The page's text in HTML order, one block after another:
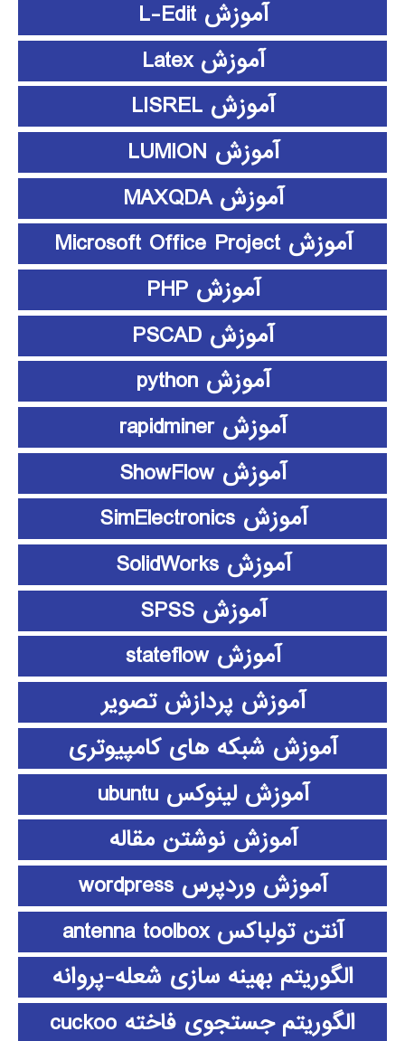
آموزش L-Edit
آموزش Latex
آموزش LISREL
آموزش LUMION
آموزش MAXQDA
آموزش Microsoft Office Project
آموزش PHP
آموزش PSCAD
آموزش python
آموزش rapidminer
آموزش ShowFlow
آموزش SimElectronics
آموزش SolidWorks
آموزش SPSS
آموزش stateflow
آموزش پردازش تصویر
آموزش شبکه های کامپیوتری
آموزش لینوکس ubuntu
آموزش نوشتن مقاله
آموزش وردپرس wordpress
آنتن تولباکس antenna toolbox
الگوریتم بهینه سازی شعله-پروانه
الگوریتم جستجوی فاخته cuckoo